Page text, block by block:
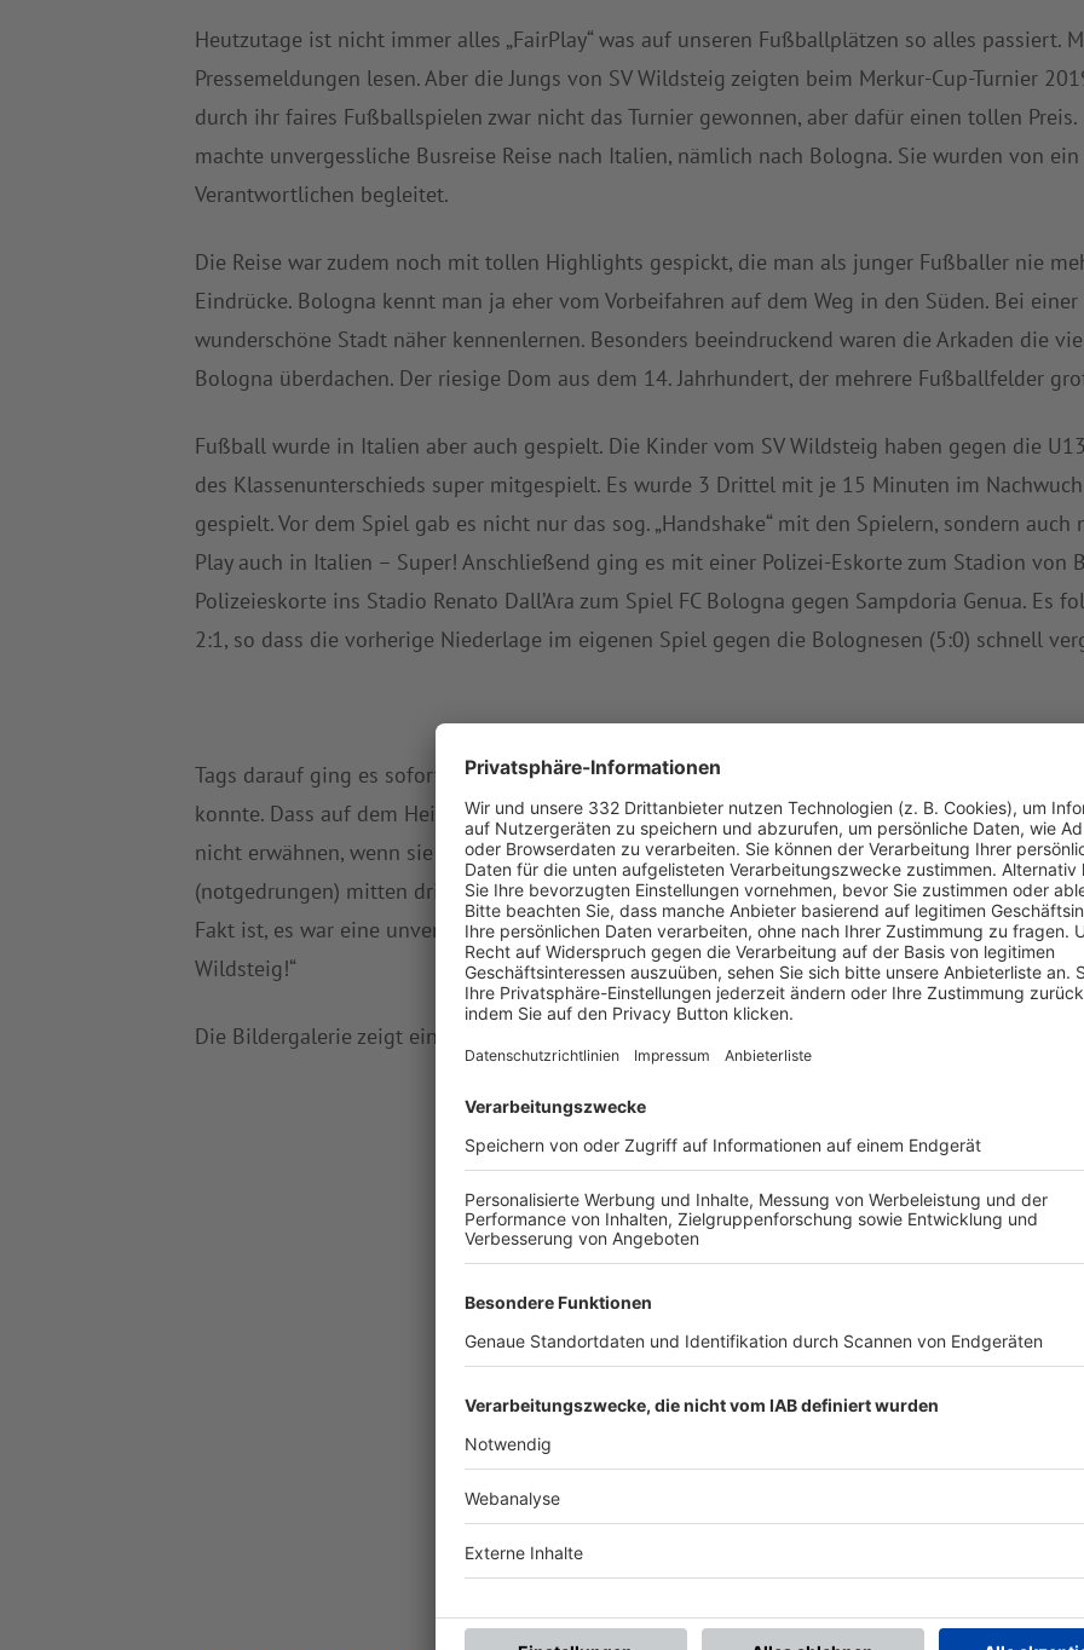
Heutzutage ist nicht immer alles „FairPlay“ was auf unseren Fußballplätzen so alles passiert.
Pressemeldungen lesen. Aber die Jungs von SV Wildsteig zeigten beim Merkur-Cup-Turnier
durch ihr faires Fußballspielen zwar nicht das Turnier gewonnen, aber dafür einen tollen
machte unvergessliche Busreise Reise nach Italien, nämlich nach Bologna. Sie wurden von
Verantwortlichen begleitet.
Die Reise war zudem noch mit tollen Highlights gespickt, die man als junger Fußballer nie
Eindrücke. Bologna kennt man ja eher vom Vorbeifahren auf dem Weg in den Süden. Bei
wunderschöne Stadt näher kennenlernen. Besonders beeindruckend waren die Arkaden die
Bologna überdachen. Der riesige Dom aus dem 14. Jahrhundert, der mehrere Fußballfelder
Fußball wurde in Italien aber auch gespielt. Die Kinder vom SV Wildsteig haben gegen die
des Klassenunterschieds super mitgespielt. Es wurde 3 Drittel mit je 15 Minuten im
gespielt. Vor dem Spiel gab es nicht nur das sog. „Handshake“ mit den Spielern, sondern
Play auch in Italien – Super! Anschließend ging es mit einer Polizei-Eskorte zum Stadion von
Polizeieskorte ins Stadio Renato Dall’Ara zum Spiel FC Bologna gegen Sampdoria Genua. Es
2:1, so dass die vorherige Niederlage im eigenen Spiel gegen die Bolognesen (5:0) schnell
Tags darauf ging es sofort weiter. Begeisterung pur auch im Ferrari-Museum, als man die
konnte. Dass auf dem Heimweg nach Florenz im Bus eine ganz besonders ausgelassene
nicht erwähnen, wenn sie nicht so toll und unbeschreiblich gewesen wäre. Die Kinder haben
(notgedrungen) mitten drin und voll dabei. Wie sagt man so schön – „Es war so Klasse und
Fakt ist, es war eine unvergessliche, tolle Reise mit sehr vielen Highlights – Dank „Fair-Play
Wildsteig!“
Die Bildergalerie zeigt ein paar Impressionen der tollen Reise